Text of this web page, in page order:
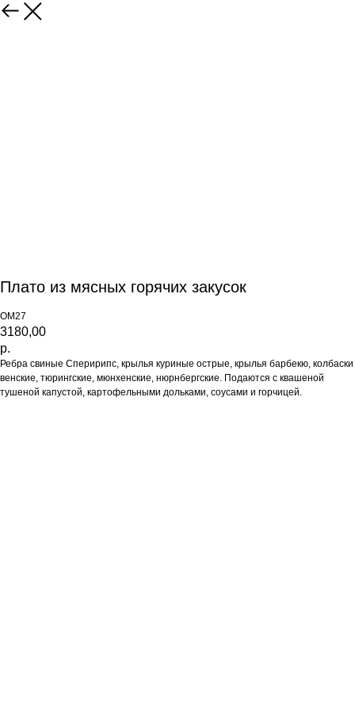
Плато из мясных горячих закусок
ОМ27
3180,00
р.
Ребра свиные Сперирипс, крылья куриные острые, крылья барбекю, колбаски
венские, тюрингские, мюнхенские, нюрнбергские. Подаются с квашеной
тушеной капустой, картофельными дольками, соусами и горчицей.